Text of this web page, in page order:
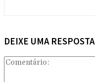
DEIXE UMA RESPOSTA